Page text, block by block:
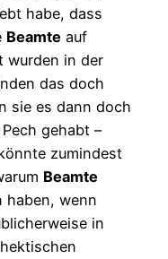
habe, dass
Beamte auf
wurden in der
das doch
sie es dann doch
gehabt –
zumindest
Beamte
haben, wenn
in